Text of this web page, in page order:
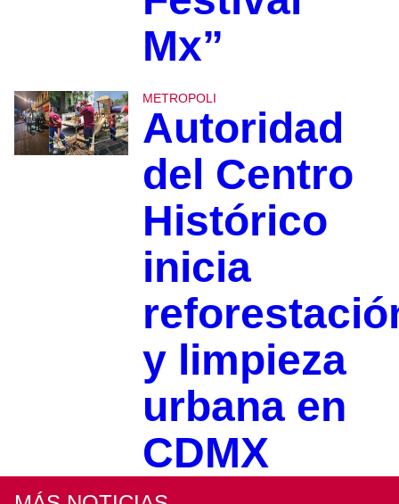
Mx”
METROPOLI
Autoridad
del Centro
Histórico
inicia
y limpieza
urbana en
CDMX